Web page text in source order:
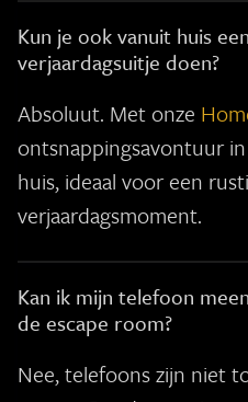
Kun je ook vanuit huis een
verjaardagsuitje doen?
Absoluut. Met onze
ontsnappingsavontuur
huis, ideaal voor een
verjaardagsmoment.
Kan ik mijn telefoon
de escape room?
Nee, telefoons zijn niet